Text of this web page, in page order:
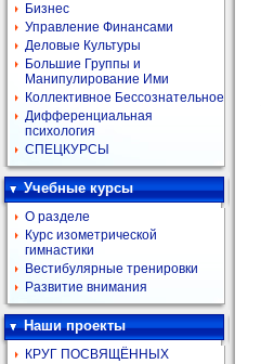
Бизнес
Управление Финансами
Деловые Культуры
Большие Группы и
Манипулирование Ими
Коллективное Бессознательное
Дифференциальная
психология
СПЕЦКУРСЫ
Учебные курсы
О разделе
Курс изометрической
гимнастики
Вестибулярные тренировки
Развитие внимания
Наши проекты
КРУГ ПОСВЯЩЁННЫХ